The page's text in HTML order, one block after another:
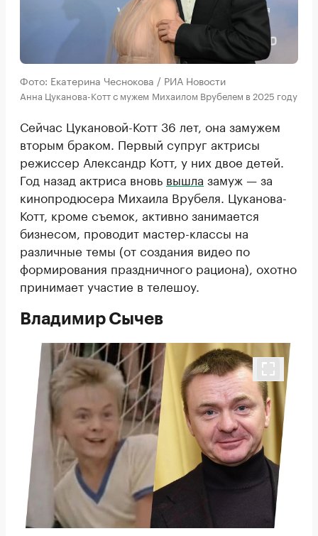
Фото: Екатерина Чеснокова / РИА Новости
Анна Цуканова-Котт с мужем Михаилом Врубелем в 2025 году
Сейчас Цукановой-Котт 36 лет, она замужем
вторым браком. Первый супруг актрисы
режиссер Александр Котт, у них двое детей.
Год назад актриса вновь вышла замуж — за
кинопродюсера Михаила Врубеля. Цуканова-
Котт, кроме съемок, активно занимается
бизнесом, проводит мастер-классы на
различные темы (от создания видео по
формирования праздничного рациона), охотно
принимает участие в телешоу.
Владимир Сычев